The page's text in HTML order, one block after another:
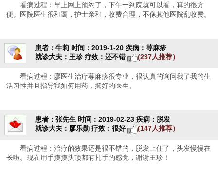
看病过程：早上网上预约了，下午一到院就可以看，真的很方
便。医院医生很和蔼，护士亲和，收费合理，不像其他医院乱收费。
患者：牛莉 时间：2019-1-20 疾病：荨麻疹
就诊大夫：王珍 疗效：还不错 (237人推荐）
看病过程：廖医生治疗荨麻疹很专业，很认真的询问我了我的生
活习性并且指导我如何用药，挺好的医生。
患者：张先生 时间：2019-02-23 疾病：脱发
就诊大夫：廖乐勋 疗效：很好 (147人推荐）
看病过程：治疗的效果还是很不错的，脱发止住了，头发慢慢在
长啦。现在用手摸摸头顶都有扎手的感觉，谢谢王珍！